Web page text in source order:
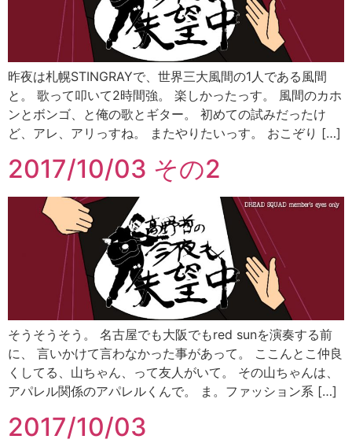
昨夜は札幌STINGRAYで、世界三大風間の1人である風間
と。 歌って叩いて2時間強。 楽しかったっす。 風間のカホ
ンとボンゴ、と俺の歌とギター。 初めての試みだったけ
ど、アレ、アリっすね。 またやりたいっす。 おこぞり […]
2017/10/03 その2
そうそうそう。 名古屋でも大阪でもred sunを演奏する前
に、 言いかけて言わなかった事があって。 ここんとこ仲良
くしてる、山ちゃん、って友人がいて。 その山ちゃんは、
アパレル関係のアパレルくんで。 ま。ファッション系 […]
2017/10/03